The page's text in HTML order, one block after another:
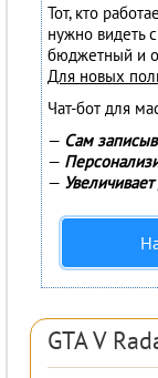
Тот, кто
нужно видеть
бюджетный и
Для новых
Чат-бот для
— Сам
—
—
GTA V